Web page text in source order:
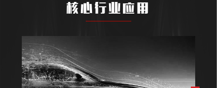
核心行业应用